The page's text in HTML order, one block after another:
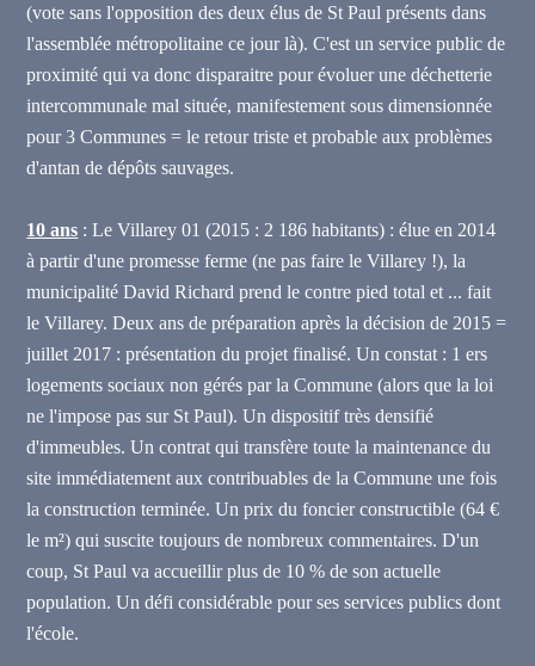
(vote sans l'opposition des deux élus de St Paul présents dans
l'assemblée métropolitaine ce jour là). C'est un service public de
proximité qui va donc disparaitre pour évoluer une déchetterie
intercommunale mal située, manifestement sous dimensionnée
pour 3 Communes = le retour triste et probable aux problèmes
d'antan de dépôts sauvages.
10 ans : Le Villarey 01 (2015 : 2 186 habitants) : élue en 2014
à partir d'une promesse ferme (ne pas faire le Villarey !), la
municipalité David Richard prend le contre pied total et ... fait
le Villarey. Deux ans de préparation après la décision de 2015 =
juillet 2017 : présentation du projet finalisé. Un constat : 1 ers
logements sociaux non gérés par la Commune (alors que la loi
ne l'impose pas sur St Paul). Un dispositif très densifié
d'immeubles. Uncontrat qui transfère toute la maintenance du
site immédiatement aux contribuables de la Commune une fois
la construction terminée. Un prix du foncier constructible (64 €
le m²) qui suscite toujours de nombreux commentaires. D'un
coup, St Paul va accueillir plus de 10 % de son actuelle
population. Un défi considérable pour ses services publics dont
l'école.